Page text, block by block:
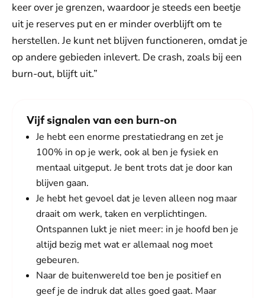
keer over je grenzen, waardoor je steeds een beetje
uit je reserves put en er minder overblijft om te
herstellen. Je kunt net blijven functioneren, omdat je
op andere gebieden inlevert. De crash, zoals bij een
burn-out, blijft uit.”
Vijf signalen van een burn-on
Je hebt een enorme prestatiedrang en zet je
100% in op je werk, ook al ben je fysiek en
mentaal uitgeput. Je bent trots dat je door kan
blijven gaan.
Je hebt het gevoel dat je leven alleen nog maar
draait om werk, taken en verplichtingen.
Ontspannen lukt je niet meer: in je hoofd ben je
altijd bezig met wat er allemaal nog moet
gebeuren.
Naar de buitenwereld toe ben je positief en
geef je de indruk dat alles goed gaat. Maar